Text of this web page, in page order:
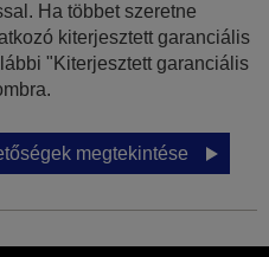
Ha többet szeretne
kiterjesztett garanciális
"Kiterjesztett garanciális
megtekintése